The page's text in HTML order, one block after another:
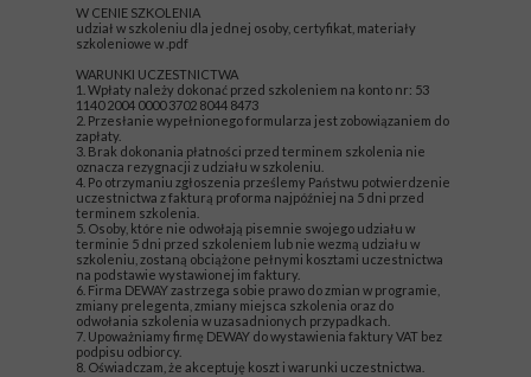
W CENIE SZKOLENIA
udział w szkoleniu dla jednej osoby, certyfikat, materiały
szkoleniowe w .pdf
WARUNKI UCZESTNICTWA
1. Wpłaty należy dokonać przed szkoleniem na konto nr: 53
1140 2004 0000 3702 8044 8473
2. Przesłanie wypełnionego formularza jest zobowiązaniem do
zapłaty.
3. Brak dokonania płatności przed terminem szkolenia nie
oznacza rezygnacji z udziału w szkoleniu.
4. Po otrzymaniu zgłoszenia prześlemy Państwu potwierdzenie
uczestnictwa z fakturą proforma najpóźniej na 5 dni przed
terminem szkolenia.
5. Osoby, które nie odwołają pisemnie swojego udziału w
terminie 5 dni przed szkoleniem lub nie wezmą udziału w
szkoleniu, zostaną obciążone pełnymi kosztami uczestnictwa
na podstawie wystawionej im faktury.
6. Firma DEWAY zastrzega sobie prawo do zmian w programie,
zmiany prelegenta, zmiany miejsca szkolenia oraz do
odwołania szkolenia w uzasadnionych przypadkach.
7. Upoważniamy firmę DEWAY do wystawienia faktury VAT bez
podpisu odbiorcy.
8. Oświadczam, że akceptuję koszt i warunki uczestnictwa.